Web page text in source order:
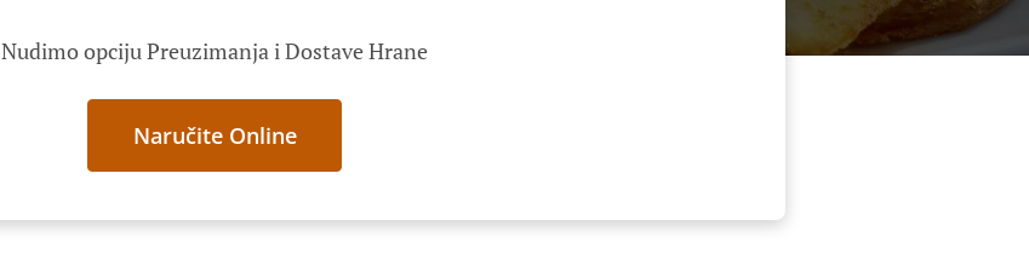
Nudimo opciju Preuzimanja i Dostave Hrane
Naručite Online